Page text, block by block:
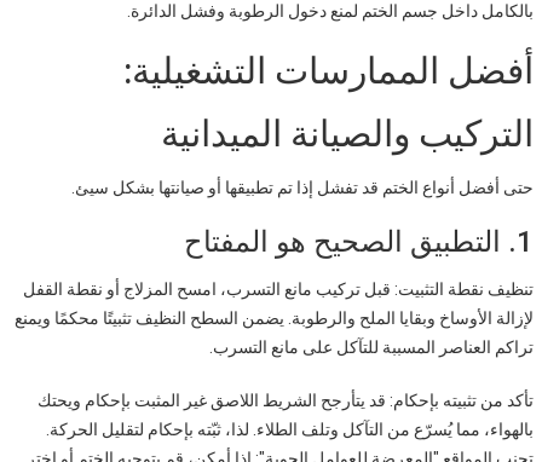
بالكامل داخل جسم الختم لمنع دخول الرطوبة وفشل الدائرة.
أفضل الممارسات التشغيلية:
التركيب والصيانة الميدانية
حتى أفضل أنواع الختم قد تفشل إذا تم تطبيقها أو صيانتها بشكل سيئ.
1. التطبيق الصحيح هو المفتاح
تنظيف نقطة التثبيت: قبل تركيب مانع التسرب، امسح المزلاج أو نقطة القفل
لإزالة الأوساخ وبقايا الملح والرطوبة. يضمن السطح النظيف تثبيتًا محكمًا ويمنع
تراكم العناصر المسببة للتآكل على مانع التسرب.
تأكد من تثبيته بإحكام: قد يتأرجح الشريط اللاصق غير المثبت بإحكام ويحتك
بالهواء، مما يُسرّع من التآكل وتلف الطلاء. لذا، ثبّته بإحكام لتقليل الحركة.